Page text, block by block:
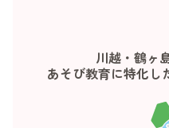
川越・鶴ヶ
あそび教育に特化し